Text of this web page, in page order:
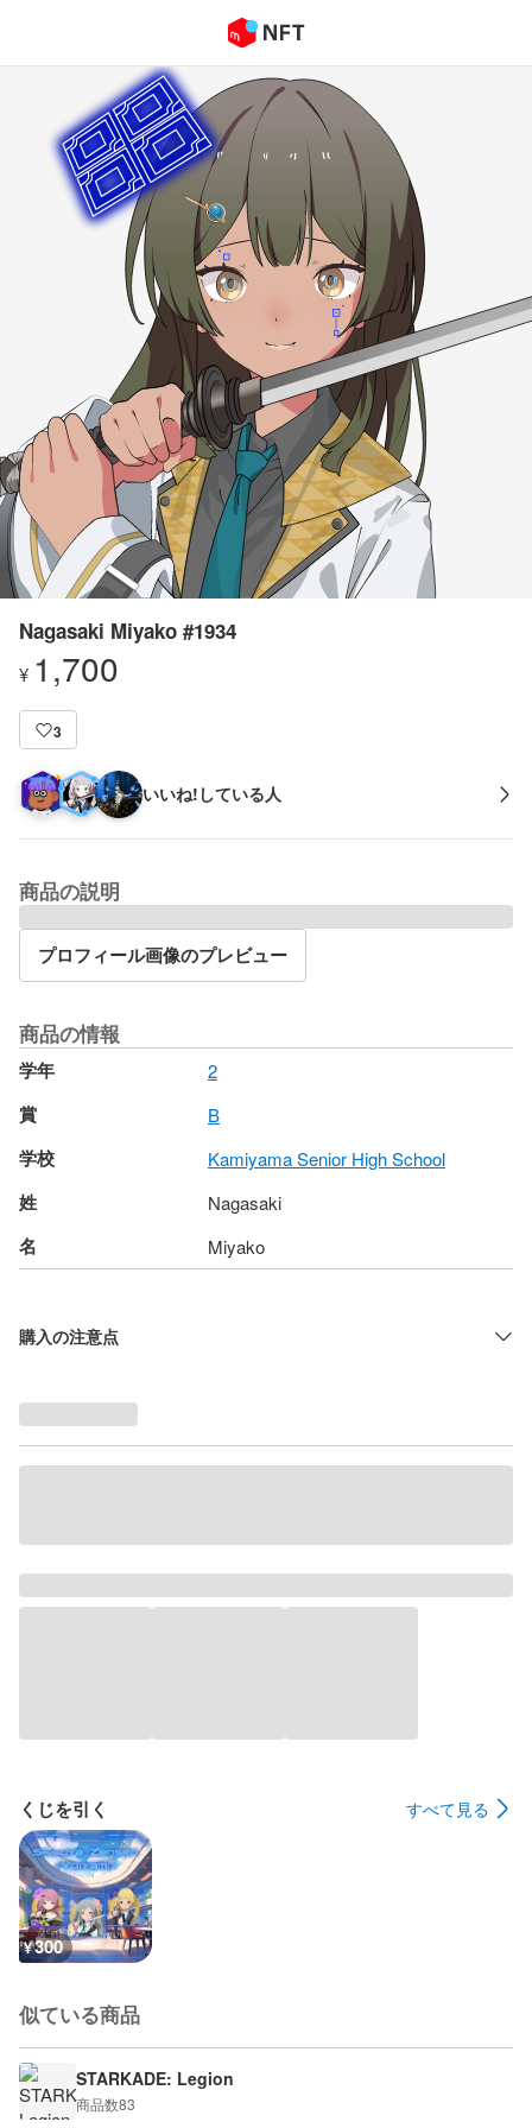
Nagasaki Miyako #1934
¥ 1,700
3
いいね!している人
商品の説明
プロフィール画像のプレビュー
商品の情報
学年 2
賞 B
学校 Kamiyama Senior High School
姓 Nagasaki
名 Miyako
購入の注意点
くじを引く すべて見る
¥300
似ている商品
STARKADE: Legion
商品数83